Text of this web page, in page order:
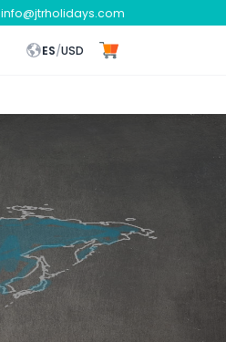
info@jtrholidays.com
ES/USD